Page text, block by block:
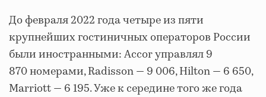
До февраля 2022 года четыре из пяти
крупнейших гостиничных операторов России
были иностранными: Accor управлял 9
870 номерами, Radisson — 9 006, Hilton — 6 650,
Marriott — 6 195. Уже к середине того же года